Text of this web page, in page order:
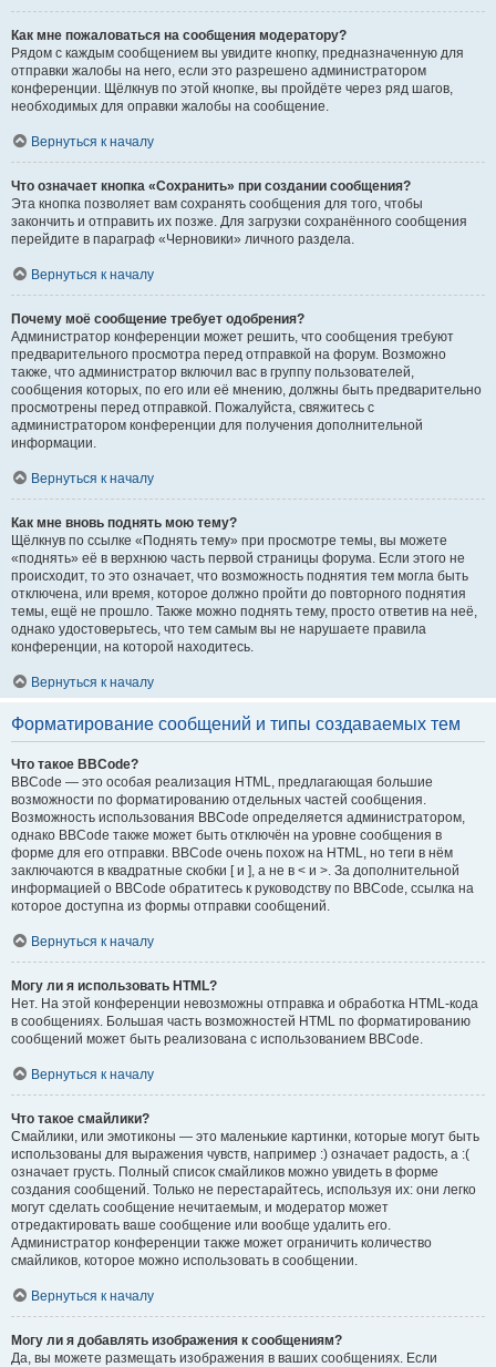
Как мне пожаловаться на сообщения модератору?
Рядом с каждым сообщением вы увидите кнопку, предназначенную для
отправки жалобы на него, если это разрешено администратором
конференции. Щёлкнув по этой кнопке, вы пройдёте через ряд шагов,
необходимых для оправки жалобы на сообщение.
Вернуться к началу
Что означает кнопка «Сохранить» при создании сообщения?
Эта кнопка позволяет вам сохранять сообщения для того, чтобы
закончить и отправить их позже. Для загрузки сохранённого сообщения
перейдите в параграф «Черновики» личного раздела.
Вернуться к началу
Почему моё сообщение требует одобрения?
Администратор конференции может решить, что сообщения требуют
предварительного просмотра перед отправкой на форум. Возможно
также, что администратор включил вас в группу пользователей,
сообщения которых, по его или её мнению, должны быть предварительно
просмотрены перед отправкой. Пожалуйста, свяжитесь с
администратором конференции для получения дополнительной
информации.
Вернуться к началу
Как мне вновь поднять мою тему?
Щёлкнув по ссылке «Поднять тему» при просмотре темы, вы можете
«поднять» её в верхнюю часть первой страницы форума. Если этого не
происходит, то это означает, что возможность поднятия тем могла быть
отключена, или время, которое должно пройти до повторного поднятия
темы, ещё не прошло. Также можно поднять тему, просто ответив на неё,
однако удостоверьтесь, что тем самым вы не нарушаете правила
конференции, на которой находитесь.
Вернуться к началу
Форматирование сообщений и типы создаваемых тем
Что такое BBCode?
BBCode — это особая реализация HTML, предлагающая большие
возможности по форматированию отдельных частей сообщения.
Возможность использования BBCode определяется администратором,
однако BBCode также может быть отключён на уровне сообщения в
форме для его отправки. BBCode очень похож на HTML, но теги в нём
заключаются в квадратные скобки [ и ], а не в < и >. За дополнительной
информацией о BBCode обратитесь к руководству по BBCode, ссылка на
которое доступна из формы отправки сообщений.
Вернуться к началу
Могу ли я использовать HTML?
Нет. На этой конференции невозможны отправка и обработка HTML-кода
в сообщениях. Большая часть возможностей HTML по форматированию
сообщений может быть реализована с использованием BBCode.
Вернуться к началу
Что такое смайлики?
Смайлики, или эмотиконы — это маленькие картинки, которые могут быть
использованы для выражения чувств, например :) означает радость, а :(
означает грусть. Полный список смайликов можно увидеть в форме
создания сообщений. Только не перестарайтесь, используя их: они легко
могут сделать сообщение нечитаемым, и модератор может
отредактировать ваше сообщение или вообще удалить его.
Администратор конференции также может ограничить количество
смайликов, которое можно использовать в сообщении.
Вернуться к началу
Могу ли я добавлять изображения к сообщениям?
Да, вы можете размещать изображения в ваших сообщениях. Если